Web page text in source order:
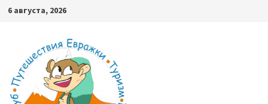
Перейти
содержимому
6 августа, 2026